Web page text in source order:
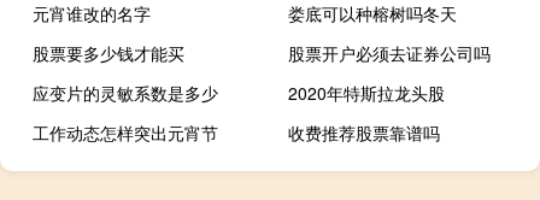
元宵谁改的名字
娄底可以种榕树吗冬天
股票要多少钱才能买
股票开户必须去证券公司吗
应变片的灵敏系数是多少
2020年特斯拉龙头股
工作动态怎样突出元宵节
收费推荐股票靠谱吗